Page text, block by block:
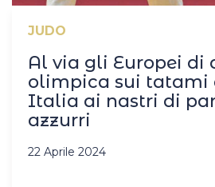
JUDO
Al via gli Europei di
olimpica sui tatami
Italia ai nastri di
azzurri
22 Aprile 2024